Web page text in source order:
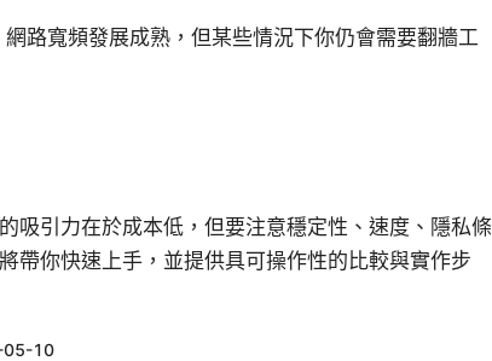
路寬頻發展成熟，但某些情況下你仍會需要翻牆工
吸引力在於成本低，但要注意穩定性、速度、隱私條
帶你快速上手，並提供具可操作性的比較與實作步
05-10